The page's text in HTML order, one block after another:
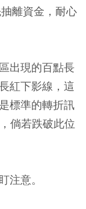
離資金，耐心
出現的百點長
紅下影線，這
標準的轉折訊
倘若跌破此位
注意。